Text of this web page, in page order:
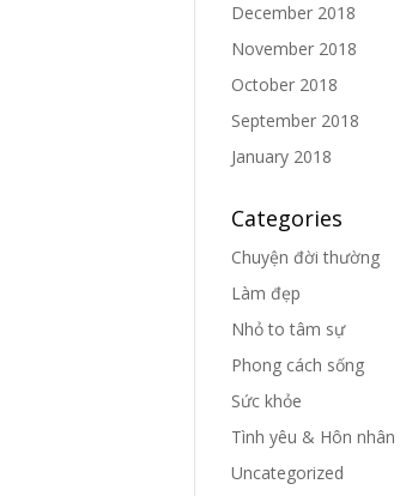
December 2018
November 2018
October 2018
September 2018
January 2018
Categories
Chuyện đời thường
Làm đẹp
Nhỏ to tâm sự
Phong cách sống
Sức khỏe
Tình yêu & Hôn nhân
Uncategorized